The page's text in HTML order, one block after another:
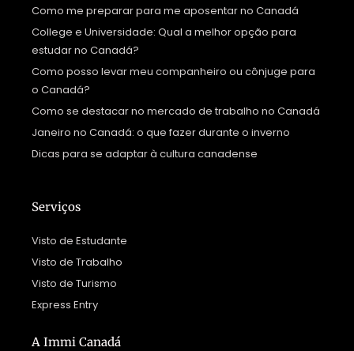
Como me preparar para me aposentar no Canadá
College e Universidade: Qual a melhor opção para
estudar no Canadá?
Como posso levar meu companheiro ou cônjuge para
o Canadá?
Como se destacar no mercado de trabalho no Canadá
Janeiro no Canadá: o que fazer durante o inverno
Dicas para se adaptar à cultura canadense
Serviços
Visto de Estudante
Visto de Trabalho
Visto de Turismo
Express Entry
A Immi Canadá